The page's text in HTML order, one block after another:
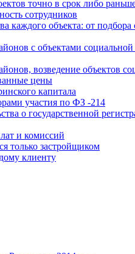
точно в срок либо
сотрудников
каждого объекта: от
с объектами
возведение объектов
цены
капитала
участия по ФЗ -214
о государственной
и комиссий
только застройщиком
клиенту